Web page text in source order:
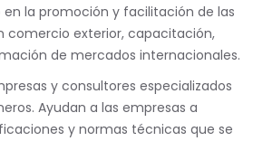
la promoción y facilitación de las
comercio exterior, capacitación,
de mercados internacionales.
y consultores especializados
Ayudan a las empresas a
y normas técnicas que se